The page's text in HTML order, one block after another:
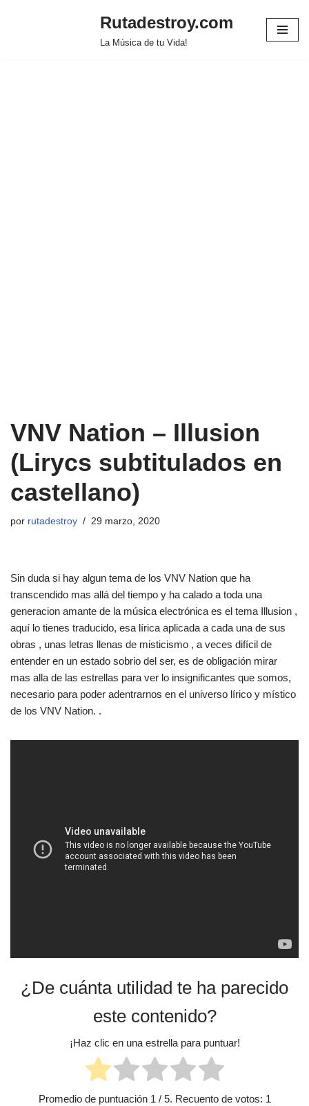
Rutadestroy.com
La Música de tu Vida!
VNV Nation – Illusion
(Lirycs subtitulados en
castellano)
por rutadestroy 29 marzo, 2020
Sin duda si hay algun tema de los VNV Nation que ha
transcendido mas allá del tiempo y ha calado a toda una
generacion amante de la música electrónica es el tema Illusion ,
aquí lo tienes traducido, esa lírica aplicada a cada una de sus
obras , unas letras llenas de misticismo , a veces difícil de
entender en un estado sobrio del ser, es de obligación mirar
mas alla de las estrellas para ver lo insignificantes que somos,
necesario para poder adentrarnos en el universo lírico y místico
de los VNV Nation. .
¿De cuánta utilidad te ha parecido
este contenido?
¡Haz clic en una estrella para puntuar!
Promedio de puntuación 1 / 5. Recuento de votos: 1